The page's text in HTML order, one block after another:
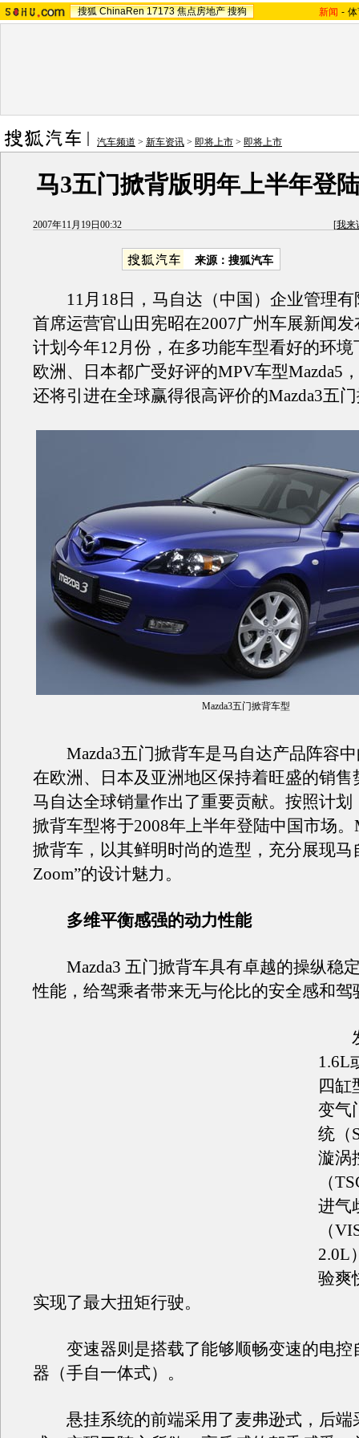
搜狐 ChinaRen 17173 焦点房地产 搜狗 新闻 -
汽车频道 > 新车资讯 > 即将上市 > 即将上市
马3五门掀背版明年上半年登
2007年11月19日00:32 [我来
来源：搜狐汽车
11月18日，马自达（中国）企业管理有
首席运营官山田宪昭在2007广州车展新闻
计划今年12月份，在多功能车型看好的环
欧洲、日本都广受好评的MPV车型Mazda5
还将引进在全球赢得很高评价的Mazda3五
Mazda3五门掀背车型
Mazda3五门掀背车是马自达产品阵容中
在欧洲、日本及亚洲地区保持着旺盛的销售
马自达全球销量作出了重要贡献。按照计划
掀背车型将于2008年上半年登陆中国市场。
掀背车，以其鲜明时尚的造型，充分展现马
Zoom”的设计魅力。
多维平衡感强的动力性能
Mazda3 五门掀背车具有卓越的操纵稳
性能，给驾乘者带来无与伦比的安全感和驾
发
1.6L
四缸
变气
统（
漩涡
（
进气
（
2.0L
验爽
实现了最大扭矩行驶。
变速器则是搭载了能够顺畅变速的电控
器（手自一体式）。
悬挂系统的前端采用了麦弗逊式，后端